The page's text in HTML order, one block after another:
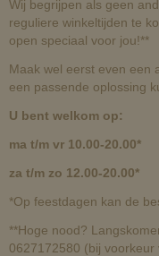
Wij begrijpen als geen
reguliere winkeltijden te
open speciaal voor jou!**
Maak wel eerst even een
een passende oplossing
U bent welkom op:
ma t/m vr 10.00-20.00*
za t/m zo 12.00-20.00*
*Op feestdagen kan de
**Hoge nood?
0627172580 (bij voorkeur